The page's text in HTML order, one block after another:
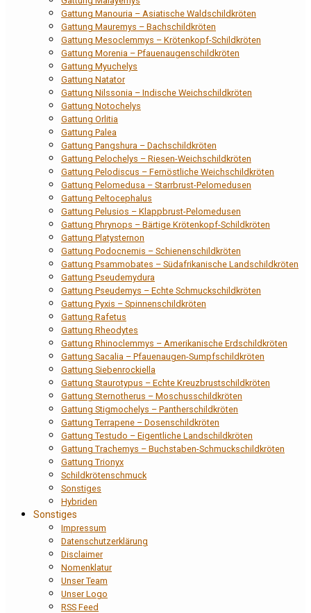
Gattung Manouria – Asiatische Waldschildkröten
Gattung Mauremys – Bachschildkröten
Gattung Mesoclemmys – Krötenkopf-Schildkröten
Gattung Morenia – Pfauenaugenschildkröten
Gattung Myuchelys
Gattung Natator
Gattung Nilssonia – Indische Weichschildkröten
Gattung Notochelys
Gattung Orlitia
Gattung Palea
Gattung Pangshura – Dachschildkröten
Gattung Pelochelys – Riesen-Weichschildkröten
Gattung Pelodiscus – Fernöstliche Weichschildkröten
Gattung Pelomedusa – Starrbrust-Pelomedusen
Gattung Peltocephalus
Gattung Pelusios – Klappbrust-Pelomedusen
Gattung Phrynops – Bärtige Krötenkopf-Schildkröten
Gattung Platysternon
Gattung Podocnemis – Schienenschildkröten
Gattung Psammobates – Südafrikanische Landschildkröten
Gattung Pseudemydura
Gattung Pseudemys – Echte Schmuckschildkröten
Gattung Pyxis – Spinnenschildkröten
Gattung Rafetus
Gattung Rheodytes
Gattung Rhinoclemmys – Amerikanische Erdschildkröten
Gattung Sacalia – Pfauenaugen-Sumpfschildkröten
Gattung Siebenrockiella
Gattung Staurotypus – Echte Kreuzbrustschildkröten
Gattung Sternotherus – Moschusschildkröten
Gattung Stigmochelys – Pantherschildkröten
Gattung Terrapene – Dosenschildkröten
Gattung Testudo – Eigentliche Landschildkröten
Gattung Trachemys – Buchstaben-Schmuckschildkröten
Gattung Trionyx
Schildkrötenschmuck
Sonstiges
Hybriden
Sonstiges
Impressum
Datenschutzerklärung
Disclaimer
Nomenklatur
Unser Team
Unser Logo
RSS Feed